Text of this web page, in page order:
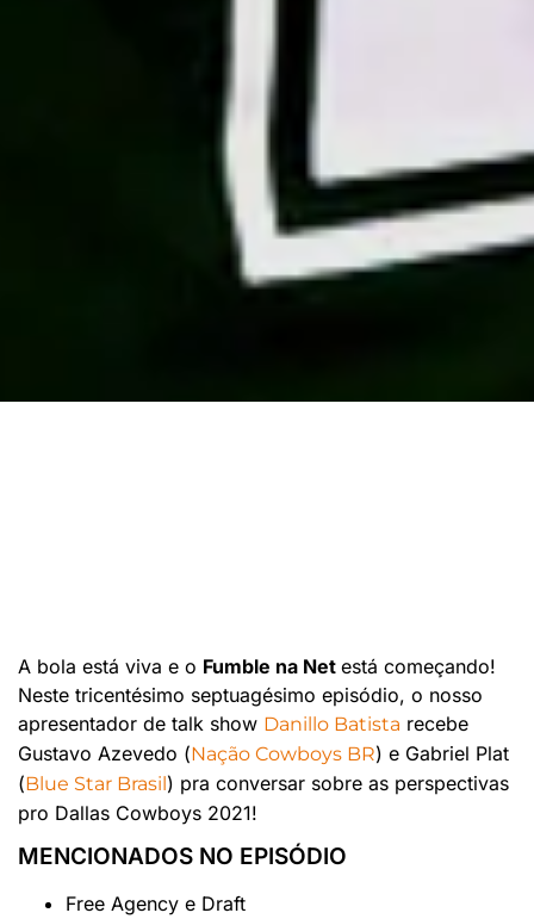
A bola está viva e o Fumble na Net está começando!
Neste tricentésimo septuagésimo episódio, o nosso
apresentador de talk show Danillo Batista recebe
Gustavo Azevedo (Nação Cowboys BR) e Gabriel Plat
(Blue Star Brasil) pra conversar sobre as perspectivas
pro Dallas Cowboys 2021!
MENCIONADOS NO EPISÓDIO
Free Agency e Draft